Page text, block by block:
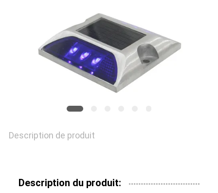
DEMANDER
Description de produit
Description du produit: